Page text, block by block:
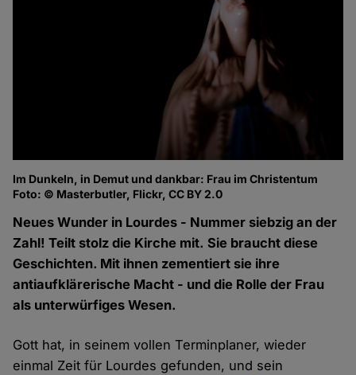
Im Dunkeln, in Demut und dankbar: Frau im Christentum
Foto: © Masterbutler, Flickr, CC BY 2.0
Neues Wunder in Lourdes - Nummer siebzig an der
Zahl! Teilt stolz die Kirche mit. Sie braucht diese
Geschichten. Mit ihnen zementiert sie ihre
antiaufklärerische Macht - und die Rolle der Frau
als unterwürfiges Wesen.
Gott hat, in seinem vollen Terminplaner, wieder
einmal Zeit für Lourdes gefunden, und sein